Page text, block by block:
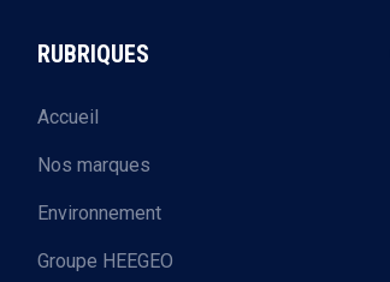
RUBRIQUES
Accueil
Nos marques
Environnement
Groupe HEEGEO